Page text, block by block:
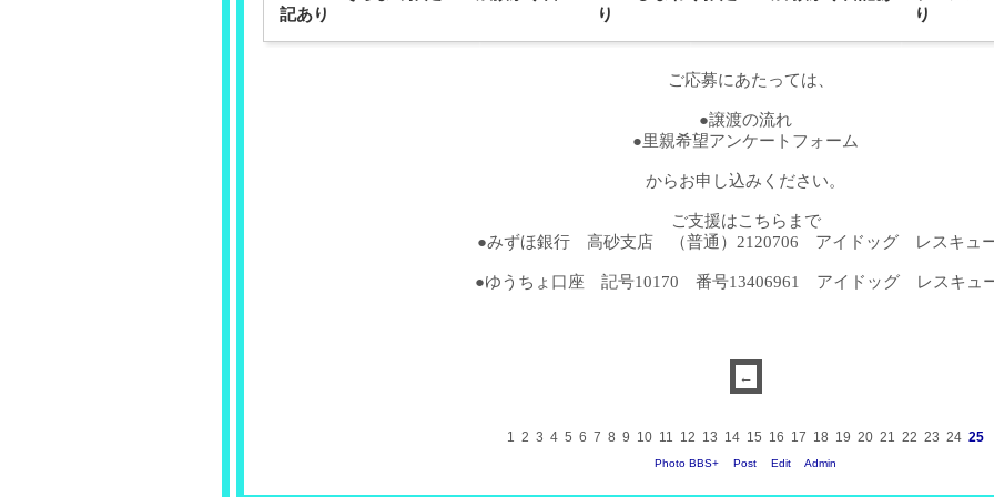
記あり
り
り
ご応募にあたっては、
●譲渡の流れ
●里親希望アンケートフォーム
からお申し込みください。
ご支援はこちらまで
●みずほ銀行 高砂支店 （普通）2120706 アイドッグ レスキュ
●ゆうちょ口座 記号10170 番号13406961 アイドッグ レスキュ
1 2 3 4 5 6 7 8 9 10 11 12 13 14 15 16 17 18 19 20 21 22 23 24 25
Photo BBS+ Post Edit Admin